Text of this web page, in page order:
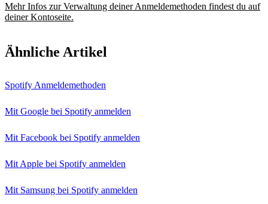
Mehr Infos zur Verwaltung deiner Anmeldemethoden findest du auf
deiner Kontoseite.
Ähnliche Artikel
Spotify Anmeldemethoden
Mit Google bei Spotify anmelden
Mit Facebook bei Spotify anmelden
Mit Apple bei Spotify anmelden
Mit Samsung bei Spotify anmelden